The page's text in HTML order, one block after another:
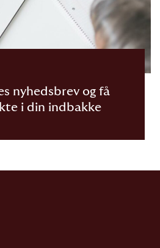
nyhedsbrev og få
i din indbakke